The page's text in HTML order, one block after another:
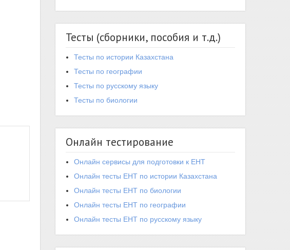
Тесты (сборники, пособия и т.д.)
Тесты по истории Казахстана
Тесты по географии
Тесты по русскому языку
Тесты по биологии
Онлайн тестирование
Онлайн сервисы для подготовки к ЕНТ
Онлайн тесты ЕНТ по истории Казахстана
Онлайн тесты ЕНТ по биологии
Онлайн тесты ЕНТ по географии
Онлайн тесты ЕНТ по русскому языку